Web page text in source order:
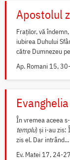
Apostolul
Fraților, vă
iubirea Duhului
către Dumnezeu
Ap. Romani 15,
În vremea aceea
templu) și i-au zis:
zis el. Dar intrând...
Ev. Matei 17, 24-